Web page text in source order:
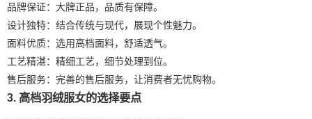
品牌保证：大牌正品，品质有保障。
设计独特：结合传统与现代，展现个性魅力。
面料优质：选用高档面料，舒适透气。
工艺精湛：精细工艺，细节处理到位。
售后服务：完善的售后服务，让消费者无忧购物。
3. 高档羽绒服女的选择要点